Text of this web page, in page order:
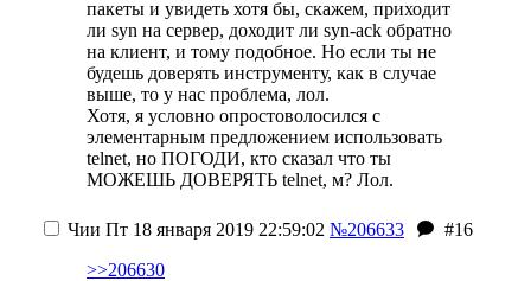
пакеты и увидеть хотя бы, скажем, приходит
ли syn на сервер, доходит ли syn-ack обратно
на клиент, и тому подобное. Но если ты не
будешь доверять инструменту, как в случае
выше, то у нас проблема, лол.
Хотя, я условно опростоволосился с
элементарным предложением использовать
telnet, но ПОГОДИ, кто сказал что ты
МОЖЕШЬ ДОВЕРЯТЬ telnet, м? Лол.
Чии Пт 18 января 2019 22:59:02 №206633
#16
>>206630